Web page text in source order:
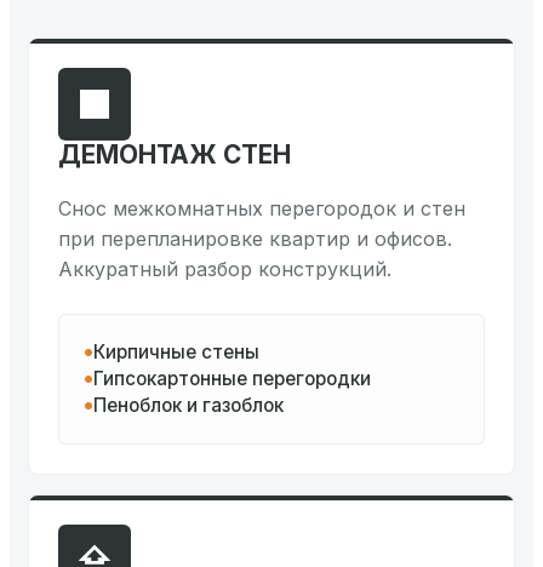
ДЕМОНТАЖ СТЕН
Снос межкомнатных перегородок и стен
при перепланировке квартир и офисов.
Аккуратный разбор конструкций.
Кирпичные стены
Гипсокартонные перегородки
Пеноблок и газоблок